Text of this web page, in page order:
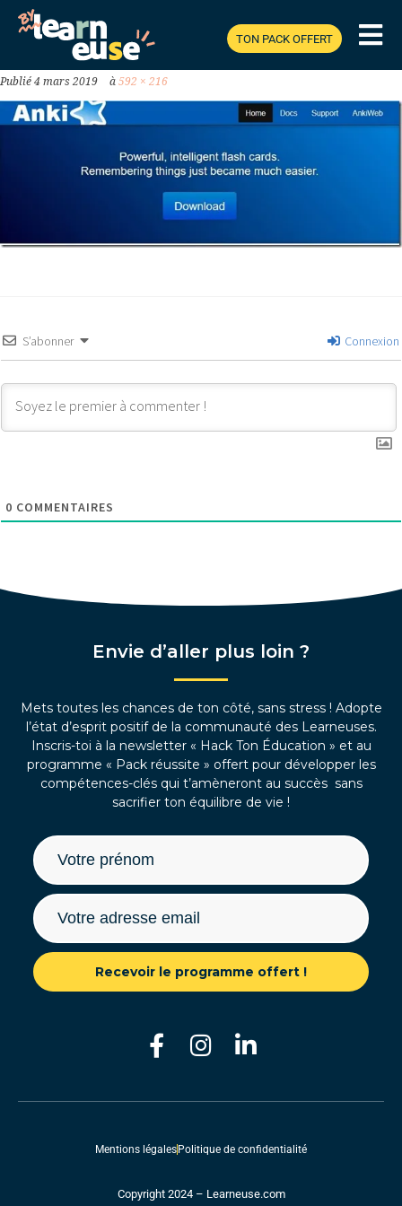
TON PACK OFFERT
FACILEMENT_THUMB.JPG
Publié 4 mars 2019 à 592 × 216
S’abonner Connexion
0 COMMENTAIRES
Envie d’aller plus loin ?
Mets toutes les chances de ton côté, sans stress ! Adopte
l’état d’esprit positif de la communauté des Learneuses.
Inscris-toi à la newsletter « Hack Ton Éducation » et au
programme « Pack réussite » offert pour développer les
compétences-clés qui t’amèneront au succès sans
sacrifier ton équilibre de vie !
Recevoir le programme offert !
Mentions légalesPolitique de confidentialité
Copyright 2024 – Learneuse.com